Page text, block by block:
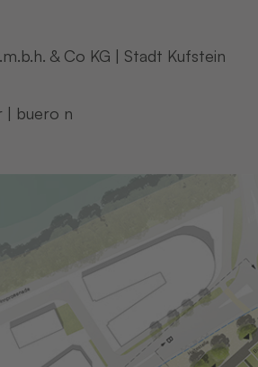
& Co KG | Stadt Kufstein
| buero n